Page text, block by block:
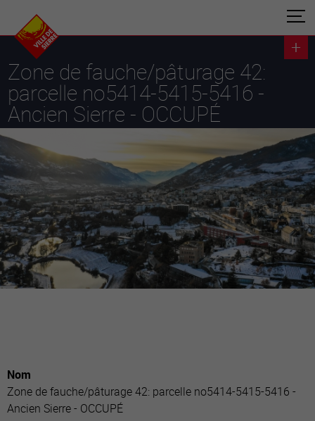
Zone de fauche/pâturage 42:
parcelle no5414-5415-5416 -
Ancien Sierre - OCCUPÉ
Nom
Zone de fauche/pâturage 42: parcelle no5414-5415-5416 -
Ancien Sierre - OCCUPÉ